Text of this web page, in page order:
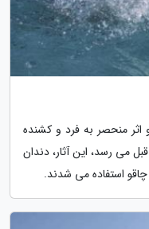
اثر منحصر به فرد و کشنده
که قدمت آنها به 7000 سال قبل می رسد، این آثار، دندان
استفاده می شدند.